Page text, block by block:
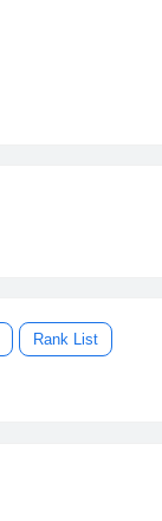
Rank List